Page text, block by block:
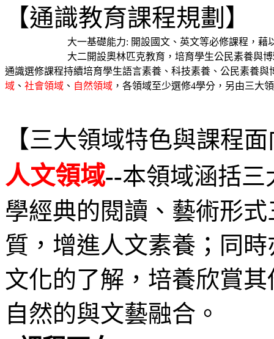
【通識教育課程規劃】
大一基礎能力: 開設國文、英文等必修課程，
大二開設奧林匹克教育，培育學生公民素養與
通識選修課程持續培育學生語言素養、科技素養、公民素養
域 、 社會領域 、 自然領域 ，各領域至少選修4學分，另由三大
【三大領域特色與課程面
人文領域--本領域涵括
學經典的閱讀、藝術形
質，增進人文素養；同
文化的了解，培養欣賞
自然的與文藝融合。